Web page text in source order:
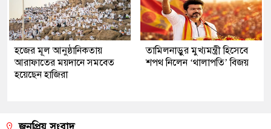
হজের মূল আনুষ্ঠানিকতায়
আরাফাতের ময়দানে সমবেত
হয়েছেন হাজিরা
তামিলনাড়ুর মুখ্যমন্ত্রী হিসেবে
শপথ নিলেন ‘থালাপতি’ বিজয়